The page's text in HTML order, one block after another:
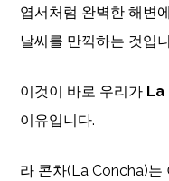
엽서처럼 완벽한 해변
날씨를 만끽하는 것입
이것이 바로 우리가 La
이유입니다.
라 콘차(La Concha)는